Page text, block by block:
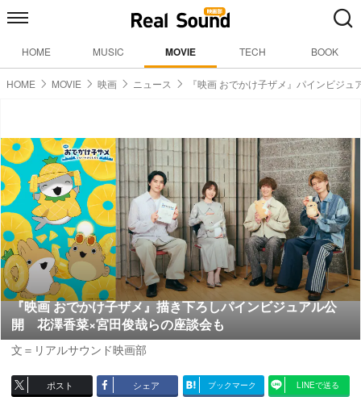
HOME MUSIC MOVIE TECH BOOK
HOME MOVIE 映画 ニュース 『映画 おでかけ子ザメ』パインビジュ
『映画 おでかけ子ザメ』描き下ろしパインビジュアル公
開 花澤香菜×宮田俊哉らの座談会も
文＝リアルサウンド映画部
ポスト シェア ブックマーク LINEで送る